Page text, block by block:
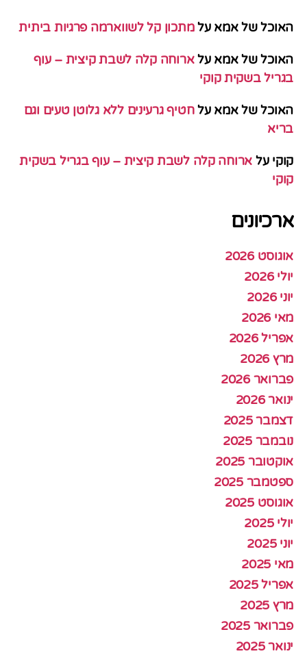
האוכל של אמא עלמתכון קל לשווארמה פרגיות ביתית
האוכל של אמא עלארוחה קלה לשבת קיצית – עוף
בגריל בשקית קוקי
האוכל של אמא עלחטיף גרעינים ללא גלוטן טעים וגם
בריא
קוקי על ארוחה קלה לשבת קיצית – עוף בגריל בשקית
קוקי
ארכיונים
אוגוסט 2026
יולי 2026
יוני 2026
מאי 2026
אפריל 2026
מרץ 2026
פברואר 2026
ינואר 2026
דצמבר 2025
נובמבר 2025
אוקטובר 2025
ספטמבר 2025
אוגוסט 2025
יולי 2025
יוני 2025
מאי 2025
אפריל 2025
מרץ 2025
פברואר 2025
ינואר 2025